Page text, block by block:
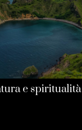
e spiritualità